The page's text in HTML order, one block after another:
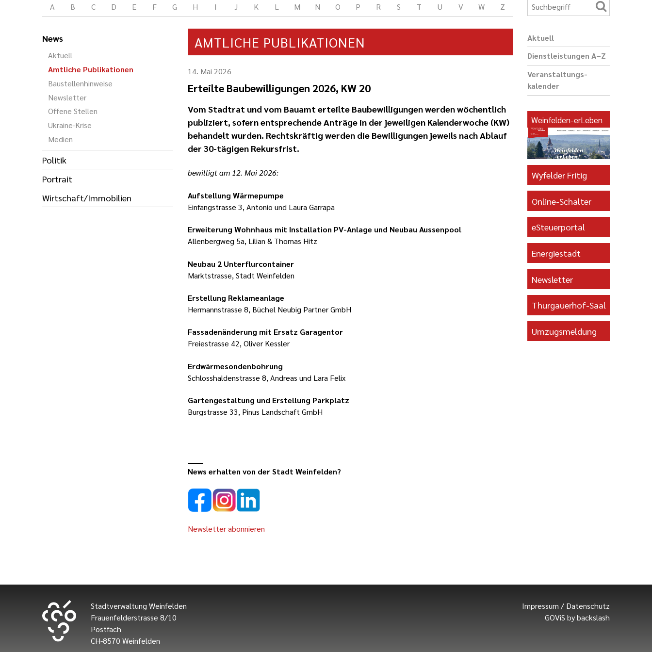
A B C D E F G H I J K L M N O P R S T U V W Z
News
Aktuell
Amtliche Publikationen
Baustellenhinweise
Newsletter
Offene Stellen
Ukraine-Krise
Medien
Politik
Portrait
Wirtschaft/Immobilien
AMTLICHE PUBLIKATIONEN
Erteilte Baubewilligungen 2026, KW 20
14. Mai 2026
Vom Stadtrat und vom Bauamt erteilte Baubewilligungen werden wöchentlich
publiziert, sofern entsprechende Anträge in der jeweiligen Kalenderwoche (KW)
behandelt wurden. Rechtskräftig werden die Bewilligungen jeweils nach Ablauf
der 30-tägigen Rekursfrist.
bewilligt am 12. Mai 2026:
Aufstellung Wärmepumpe
Einfangstrasse 3, Antonio und Laura Garrapa
Erweiterung Wohnhaus mit Installation PV-Anlage und Neubau Aussenpool
Allenbergweg 5a, Lilian & Thomas Hitz
Neubau 2 Unterflurcontainer
Marktstrasse, Stadt Weinfelden
Erstellung Reklameanlage
Hermannstrasse 8, Büchel Neubig Partner GmbH
Fassadenänderung mit Ersatz Garagentor
Freiestrasse 42, Oliver Kessler
Erdwärmesondenbohrung
Schlosshaldenstrasse 8, Andreas und Lara Felix
Gartengestaltung und Erstellung Parkplatz
Burgstrasse 33, Pinus Landschaft GmbH
News erhalten von der Stadt Weinfelden?
Newsletter abonnieren
Aktuell
Dienst­leis­tungen A–Z
Veranstaltungs­
kalender
Weinfelden-erLeben
Wyfelder Fritig
Online-Schalter
eSteuerportal
Energiestadt
Newsletter
Thurgauerhof-Saal
Umzugsmeldung
Impressum / Datenschutz
GOViS bybackslash
Stadtverwaltung Weinfelden
Frauenfelderstrasse 8/10
Postfach
CH-8570 Weinfelden